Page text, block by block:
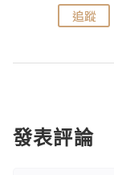
追蹤
發表評論